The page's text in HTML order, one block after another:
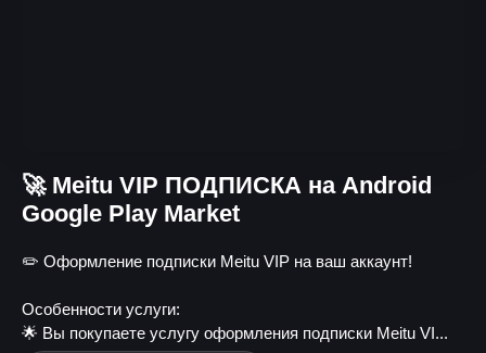
🚀 Meitu VIP ПОДПИСКА на Android
Google Play Market
✏️ Оформление подписки Meitu VIP на ваш аккаунт!
Особенности услуги:
🌟 Вы покупаете услугу оформления подписки Meitu VI...